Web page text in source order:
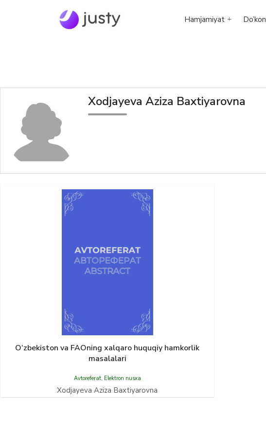
Hamjamiyat Do’kon
Xodjayeva Aziza Baxtiyarovna
O‘zbekiston va FAOning хаlqarо huquqiy hamkorlik
masalalari
Avtoreferat, Elektron nusxa
Хоdjayeva Aziza Baxtiyarovna